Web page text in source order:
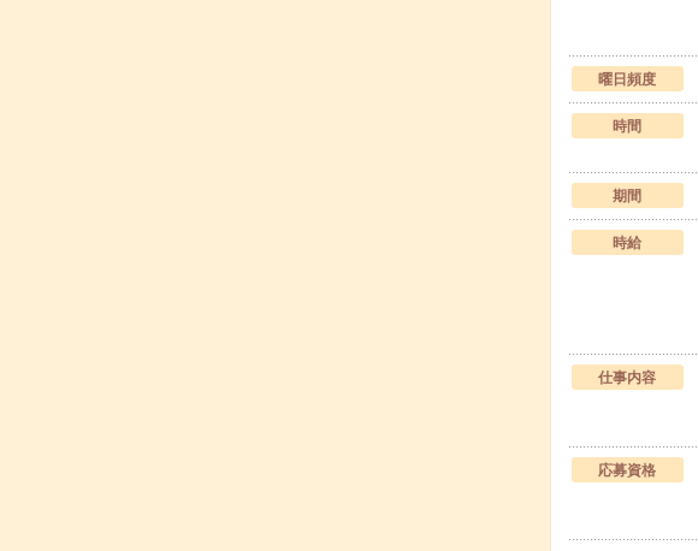
曜日頻度
時間
期間
時給
仕事内容
応募資格